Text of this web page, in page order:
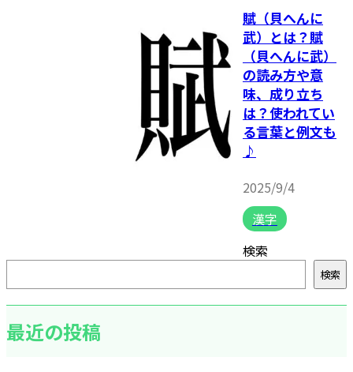
賦（貝へんに
武）とは？賦
（貝へんに武）
の読み方や意
味、成り立ち
は？使われてい
る言葉と例文も
♪
2025/9/4
漢字
検索
検索
最近の投稿